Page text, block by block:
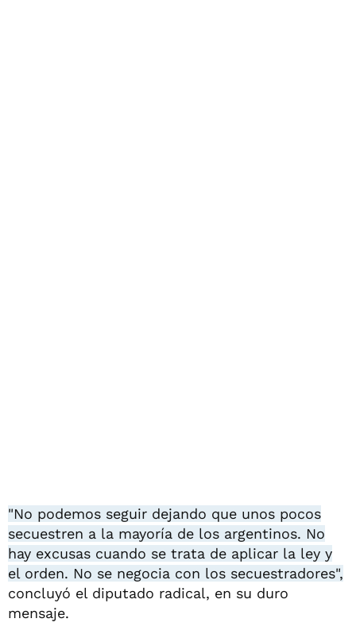
"No podemos seguir dejando que unos pocos
secuestren a la mayoría de los argentinos. No
hay excusas cuando se trata de aplicar la ley y
el orden. No se negocia con los secuestradores",
concluyó el diputado radical, en su duro
mensaje.